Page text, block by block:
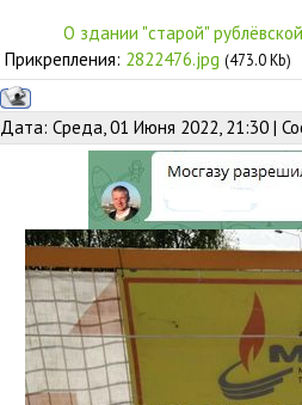
О здании "старой"
Прикрепления: 2822476.jpg (473.0 Kb)
Дата: Среда, 01 Июня 2022, 21:30 |